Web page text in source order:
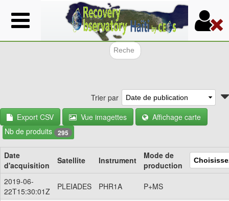
Aller
au
contenu
Trier par
Export CSV
Vue imagettes
Affichage carte
Nb de produits 295
Date
d'acquisition
Satellite Instrument
Mode de
production
2019-06-
22T15:30:01Z
PLEIADES PHR1A P+MS